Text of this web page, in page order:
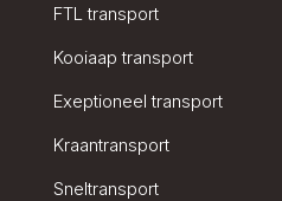
FTL transport
Kooiaap transport
Exeptioneel transport
Kraantransport
Sneltransport